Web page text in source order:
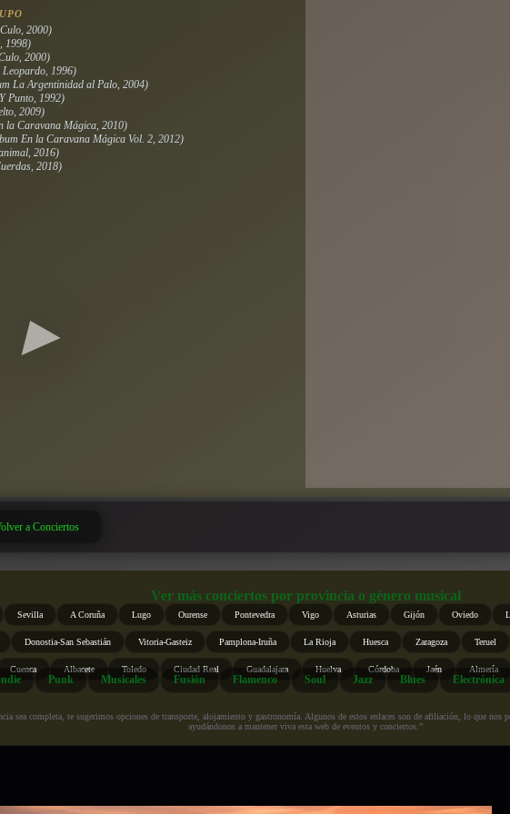
2000)
1998)
2000)
1996)
La Argentinidad al Palo, 2004)
Punto, 1992)
2009)
la Caravana Mágica, 2010)
En la Caravana Mágica Vol. 2, 2012)
2016)
2018)
a Conciertos
Ver más conciertos por provincia o género musical
Sevilla A Coruña Lugo Ourense Pontevedra Vigo Asturias Gijón Oviedo
Donostia-San Sebastián Vitoria-Gasteiz Pamplona-Iruña La Rioja Huesca Zaragoza Teruel
Cuenca Albacete Toledo Ciudad Real Guadalajara Huelva Córdoba Jaén Almería
Punk Musicales Fusión Flamenco Soul Jazz Blues Electrónica
sea completa, te sugerimos opciones de transporte, alojamiento y gastronomía. Algunos de estos enlaces son de afiliación, lo que nos
ayudándonos a mantener viva esta web de eventos y conciertos.”